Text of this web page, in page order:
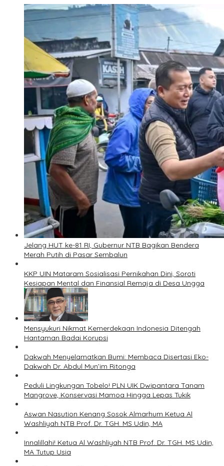
Jelang HUT ke-81 RI, Gubernur NTB Bagikan Bendera
Merah Putih di Pasar Sembalun
KKP UIN Mataram Sosialisasi Pernikahan Dini, Soroti
Kesiapan Mental dan Finansial Remaja di Desa Ungga
Mensyukuri Nikmat Kemerdekaan Indonesia Ditengah
Hantaman Badai Korupsi
Dakwah Menyelamatkan Bumi: Membaca Disertasi Eko-
Dakwah Dr. Abdul Mun’im Ritonga
Peduli Lingkungan Tobelo! PLN UIK Dwipantara Tanam
Mangrove, Konservasi Mamoa Hingga Lepas Tukik
Aswan Nasution Kenang Sosok Almarhum Ketua Al
Washliyah NTB Prof. Dr. TGH. MS Udin, MA
Innalillahi! Ketua Al Washliyah NTB Prof. Dr. TGH. MS Udin,
MA Tutup Usia